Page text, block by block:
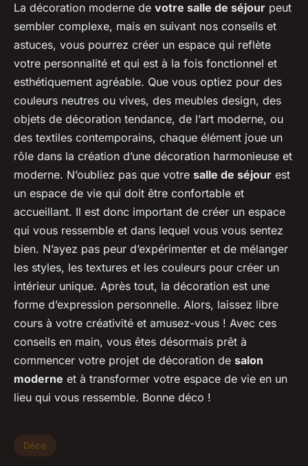
La décoration moderne de votre salle de séjour peut
sembler complexe, mais en suivant nos conseils et
astuces, vous pourrez créer un espace qui reflète
votre personnalité et qui est à la fois fonctionnel et
esthétiquement agréable. Que vous optiez pour des
couleurs neutres ou vives, des meubles design, des
objets de décoration tendance, de l’art moderne, ou
des textiles contemporains, chaque élément joue un
rôle dans la création d’une décoration harmonieuse et
moderne. N’oubliez pas que votre salle de séjour est
un espace de vie qui doit être confortable et
accueillant. Il est donc important de créer un espace
qui vous ressemble et dans lequel vous vous sentez
bien. N’ayez pas peur d’expérimenter et de mélanger
les styles, les textures et les couleurs pour créer un
intérieur unique. Après tout, la décoration est une
forme d’expression personnelle. Alors, laissez libre
cours à votre créativité et amusez-vous ! Avec ces
conseils en main, vous êtes désormais prêt à
commencer votre projet de décoration de salon
moderne et à transformer votre espace de vie en un
lieu qui vous ressemble. Bonne déco !
Déco